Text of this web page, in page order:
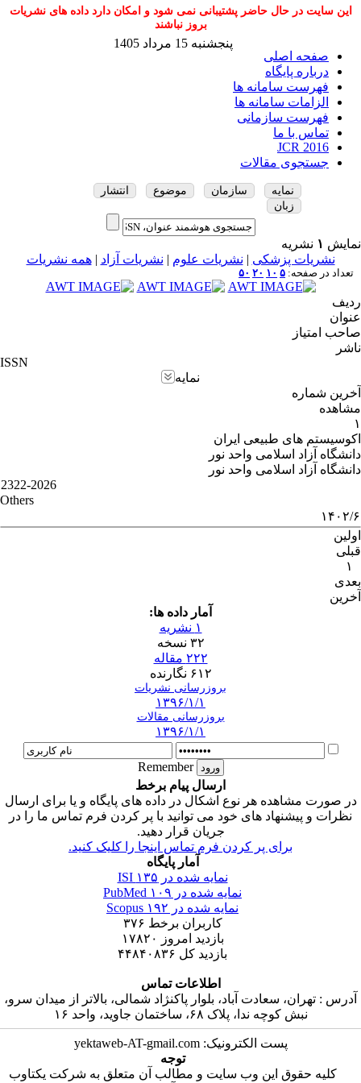
این سایت در حال حاضر پشتیبانی نمی شود و امکان دارد داده های نشریات
بروز نباشند
صفحه اصلی
درباره پایگاه
فهرست سامانه ها
الزامات سامانه ها
فهرست سازمانی
تماس با ما
JCR 2016
جستجوی مقالات
پنجشنبه 15 مرداد 1405
نمایه سازمان موضوع
انتشار
زبان
نمایش ۱ نشریه
نشریات پزشکی | نشریات علوم | نشریات آزاد |همه نشریات
تعداد در صفحه: ۵ ۱۰ ۲۰ ۵۰
ردیف
عنوان
صاحب امتیاز
ناشر
ISSN
نمایه
آخرین شماره
مشاهده
۱
اکوسیستم های طبیعی ایران
دانشگاه آزاد اسلامی واحد نور
دانشگاه آزاد اسلامی واحد نور
2322-2026
Others
۱۴۰۲/۶
اولین
قبلی
۱
بعدی
آخرین
آمار داده ها:
۱ نشریه
۳۲ نسخه
۲۲۲ مقاله
۶۱۲ نگارنده
بروزرسانی نشریات
۱۳۹۶/۱/۱
بروزرسانی مقالات
۱۳۹۶/۱/۱
Remember
ارسال پیام برخط
در صورت مشاهده هر نوع اشکال در داده های پایگاه و یا برای ارسال
نظرات و پیشنهاد های خود می توانید با پر کردن فرم تماس ما را در
جریان قرار دهید.
برای پر کردن فرم تماس اینجا را کلیک کنید.
آمار پایگاه
نمایه شده در ISI ۱۳۵
نمایه شده در PubMed ۱۰۹
نمایه شده در Scopus ۱۹۲
کاربران برخط ۳۷۶
بازدید امروز
۱۷۸۲۰
بازدید کل ۴۴۸۴۰۸۳۶
اطلاعات تماس
آدرس : تهران، سعادت آباد، بلوار پاکنژاد شمالی، بالاتر از میدان سرو،
نبش کوچه ندا، پلاک ۶۸، ساختمان جاوید، واحد ۱۶
پست الکترونیک: yektaweb-AT-gmail.com
توجه
کلیه حقوق این وب سایت و مطالب آن متعلق به شرکت یکتاوب